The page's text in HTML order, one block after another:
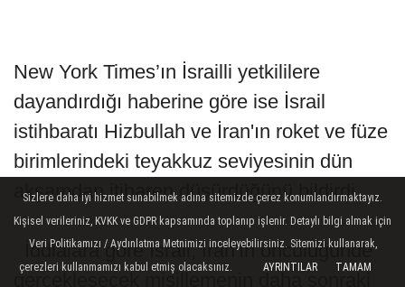
New York Times’ın İsrailli yetkililere
dayandırdığı haberine göre ise İsrail
istihbaratı Hizbullah ve İran'ın roket ve füze
birimlerindeki teyakkuz seviyesinin dün
akşamdan itibaren düşürdüğünü bildirdi.
İddialara göre İsrail, İran'ın öncülüğünde
gerçekleşecek misillemenin daha sonraki
Sizlere daha iyi hizmet sunabilmek adına sitemizde çerez konumlandırmaktayız.
Kişisel verileriniz, KVKK ve GDPR kapsamında toplanıp işlenir. Detaylı bilgi almak için
Veri Politikamızı / Aydınlatma Metnimizi inceleyebilirsiniz. Sitemizi kullanarak,
çerezleri kullanmamızı kabul etmiş olacaksınız.
AYRINTILAR TAMAM